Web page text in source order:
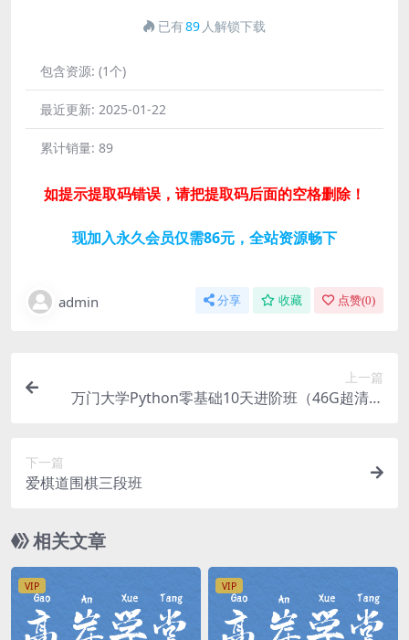
已有89 人解锁下载
包含资源: (1个)
最近更新: 2025-01-22
累计销量: 89
如提示提取码错误，请把提取码后面的空格删除！
现加入永久会员仅需86元，全站资源畅下
admin 分享 收藏 点赞(0)
上一篇
万门大学Python零基础10天进阶班（46G超清打
下一篇
爱棋道围棋三段班
相关文章
VIP VIP